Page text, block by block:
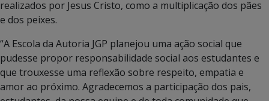
realizados por Jesus Cristo, como a multiplicação dos pães
e dos peixes.
“A Escola da Autoria JGP planejou uma ação social que
pudesse propor responsabilidade social aos estudantes e
que trouxesse uma reflexão sobre respeito, empatia e
amor ao próximo. Agradecemos a participação dos pais,